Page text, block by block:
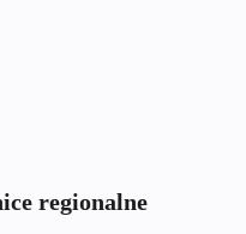
regionalne